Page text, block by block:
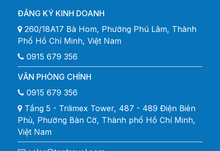
ĐĂNG KÝ KINH DOANH
260/18A17 Bà Hom, Phường Phú Lâm, Thành
Phố Hồ Chí Minh, Việt Nam
0915 679 356
VĂN PHÒNG CHÍNH
0915 679 356
Tầng 5 - Trilimex Tower, 487 - 489 Điện Biên
Phủ, Phường Bàn Cờ, Thành phố Hồ Chí Minh,
Việt Nam